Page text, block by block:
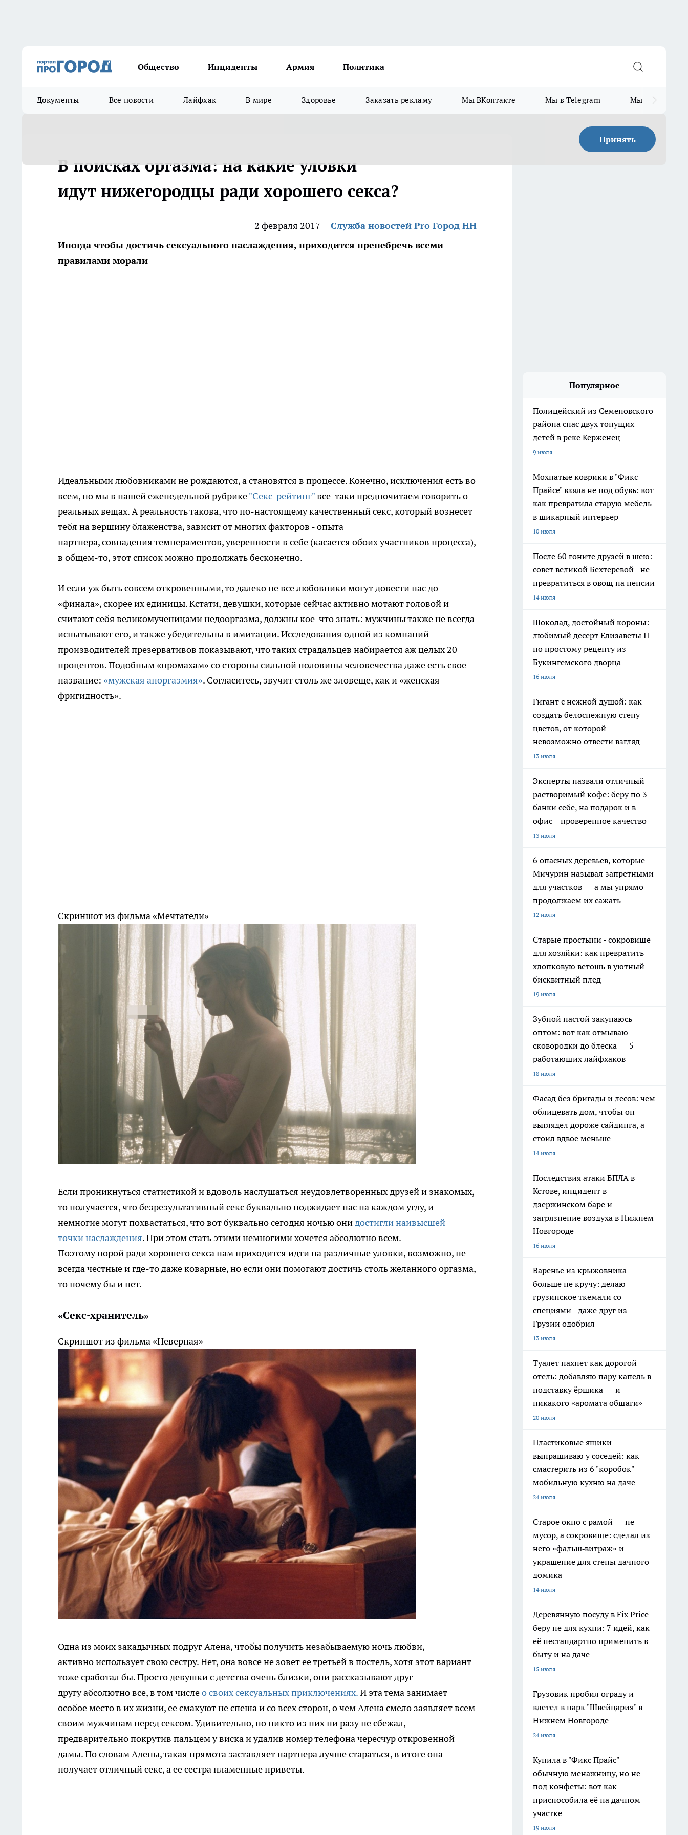
Общество Инциденты Армия Политика
Документы Все новости Лайфхак В мире Здоровье Заказать рекламу Мы ВКонтакте Мы в Telegram Мы в MAX
Принять
В поисках оргазма: на какие уловки
идут нижегородцы ради хорошего секса?
2 февраля 2017
Служба новостей Pro Город НН
Иногда чтобы достичь сексуального наслаждения, приходится пренебречь всеми
правилами морали
Идеальными любовниками не рождаются, а становятся в процессе. Конечно, исключения есть во
всем, но мы в нашей еженедельной рубрике"Секс-рейтинг"все-таки предпочитаем говорить о
реальных вещах. А реальность такова, что по-настоящему качественный секс, который вознесет
тебя на вершину блаженства, зависит от многих факторов - опыта
партнера, совпадения темпераментов, уверенности в себе (касается обоих участников процесса),
в общем-то, этот список можно продолжать бесконечно.
И если уж быть совсем откровенными, то далеко не все любовники могут довести нас до
«финала», скорее их единицы. Кстати, девушки, которые сейчас активно мотают головой и
считают себя великомученицами недооргазма, должны кое-что знать: мужчины также не всегда
испытывают его, и также убедительны в имитации. Исследования одной из компаний-
производителей презервативов показывают, что таких страдальцев набирается аж целых 20
процентов. Подобным «промахам» со стороны сильной половины человечества даже есть свое
название: «мужская аноргазмия». Согласитесь, звучит столь же зловеще, как и «женская
фригидность».
Скриншот из фильма «Мечтатели»
Если проникнуться статистикой и вдоволь наслушаться неудовлетворенных друзей и знакомых,
то получается, что безрезультативный секс буквально поджидает нас на каждом углу, и
немногие могут похвастаться, что вот буквально сегодня ночью онидостигли наивысшей
точки наслаждения. При этом стать этими немногими хочется абсолютно всем.
Поэтому порой ради хорошего секса нам приходится идти на различные уловки, возможно, не
всегда честные и где-то даже коварные, но если они помогают достичь столь желанного оргазма,
то почему бы и нет.
«Секс-хранитель»
Скриншот из фильма «Неверная»
Одна из моих закадычных подруг Алена, чтобы получить незабываемую ночь любви,
активно использует свою сестру. Нет, она вовсе не зовет ее третьей в постель, хотя этот вариант
тоже сработал бы. Просто девушки с детства очень близки, они рассказывают друг
другу абсолютно все, в том числео своих сексуальных приключениях.И эта тема занимает
особое место в их жизни, ее смакуют не спеша и со всех сторон, о чем Алена смело заявляет всем
своим мужчинам перед сексом. Удивительно, но никто из них ни разу не сбежал,
предварительно покрутив пальцем у виска и удалив номер телефона чересчур откровенной
дамы. По словам Алены, такая прямота заставляет партнера лучше стараться, в итоге она
получает отличный секс, а ее сестра пламенные приветы.
Популярное
Полицейский из Семеновского
района спас двух тонущих
детей в реке Керженец
9 июля
Мохнатые коврики в "Фикс
Прайсе" взяла не под обувь: вот
как превратила старую мебель
в шикарный интерьер
10 июля
После 60 гоните друзей в шею:
совет великой Бехтеревой - не
превратиться в овощ на пенсии
14 июля
Шоколад, достойный короны:
любимый десерт Елизаветы II
по простому рецепту из
Букингемского дворца
16 июля
Гигант с нежной душой: как
создать белоснежную стену
цветов, от которой
невозможно отвести взгляд
13 июля
Эксперты назвали отличный
растворимый кофе: беру по 3
банки себе, на подарок и в
офис – проверенное качество
13 июля
6 опасных деревьев, которые
Мичурин называл запретными
для участков — а мы упрямо
продолжаем их сажать
12 июля
Старые простыни - сокровище
для хозяйки: как превратить
хлопковую ветошь в уютный
бисквитный плед
19 июля
Зубной пастой закупаюсь
оптом: вот как отмываю
сковородки до блеска — 5
работающих лайфхаков
18 июля
Фасад без бригады и лесов: чем
облицевать дом, чтобы он
выглядел дороже сайдинга, а
стоил вдвое меньше
14 июля
Последствия атаки БПЛА в
Кстове, инцидент в
дзержинском баре и
загрязнение воздуха в Нижнем
Новгороде
16 июля
Варенье из крыжовника
больше не кручу: делаю
грузинское ткемали со
специями - даже друг из
Грузии одобрил
13 июля
Туалет пахнет как дорогой
отель: добавляю пару капель в
подставку ёршика — и
никакого «аромата общаги»
20 июля
Пластиковые ящики
выпрашиваю у соседей: как
смастерить из 6 "коробок"
мобильную кухню на даче
24 июля
Старое окно с рамой — не
мусор, а сокровище: сделал из
него «фальш‑витраж» и
украшение для стены дачного
домика
14 июля
Деревянную посуду в Fix Price
беру не для кухни: 7 идей, как
её нестандартно применить в
быту и на даче
15 июля
Грузовик пробил ограду и
влетел в парк "Швейцария" в
Нижнем Новгороде
24 июля
Купила в "Фикс Прайс"
обычную менажницу, но не
под конфеты: вот как
приспособила её на дачном
участке
19 июля